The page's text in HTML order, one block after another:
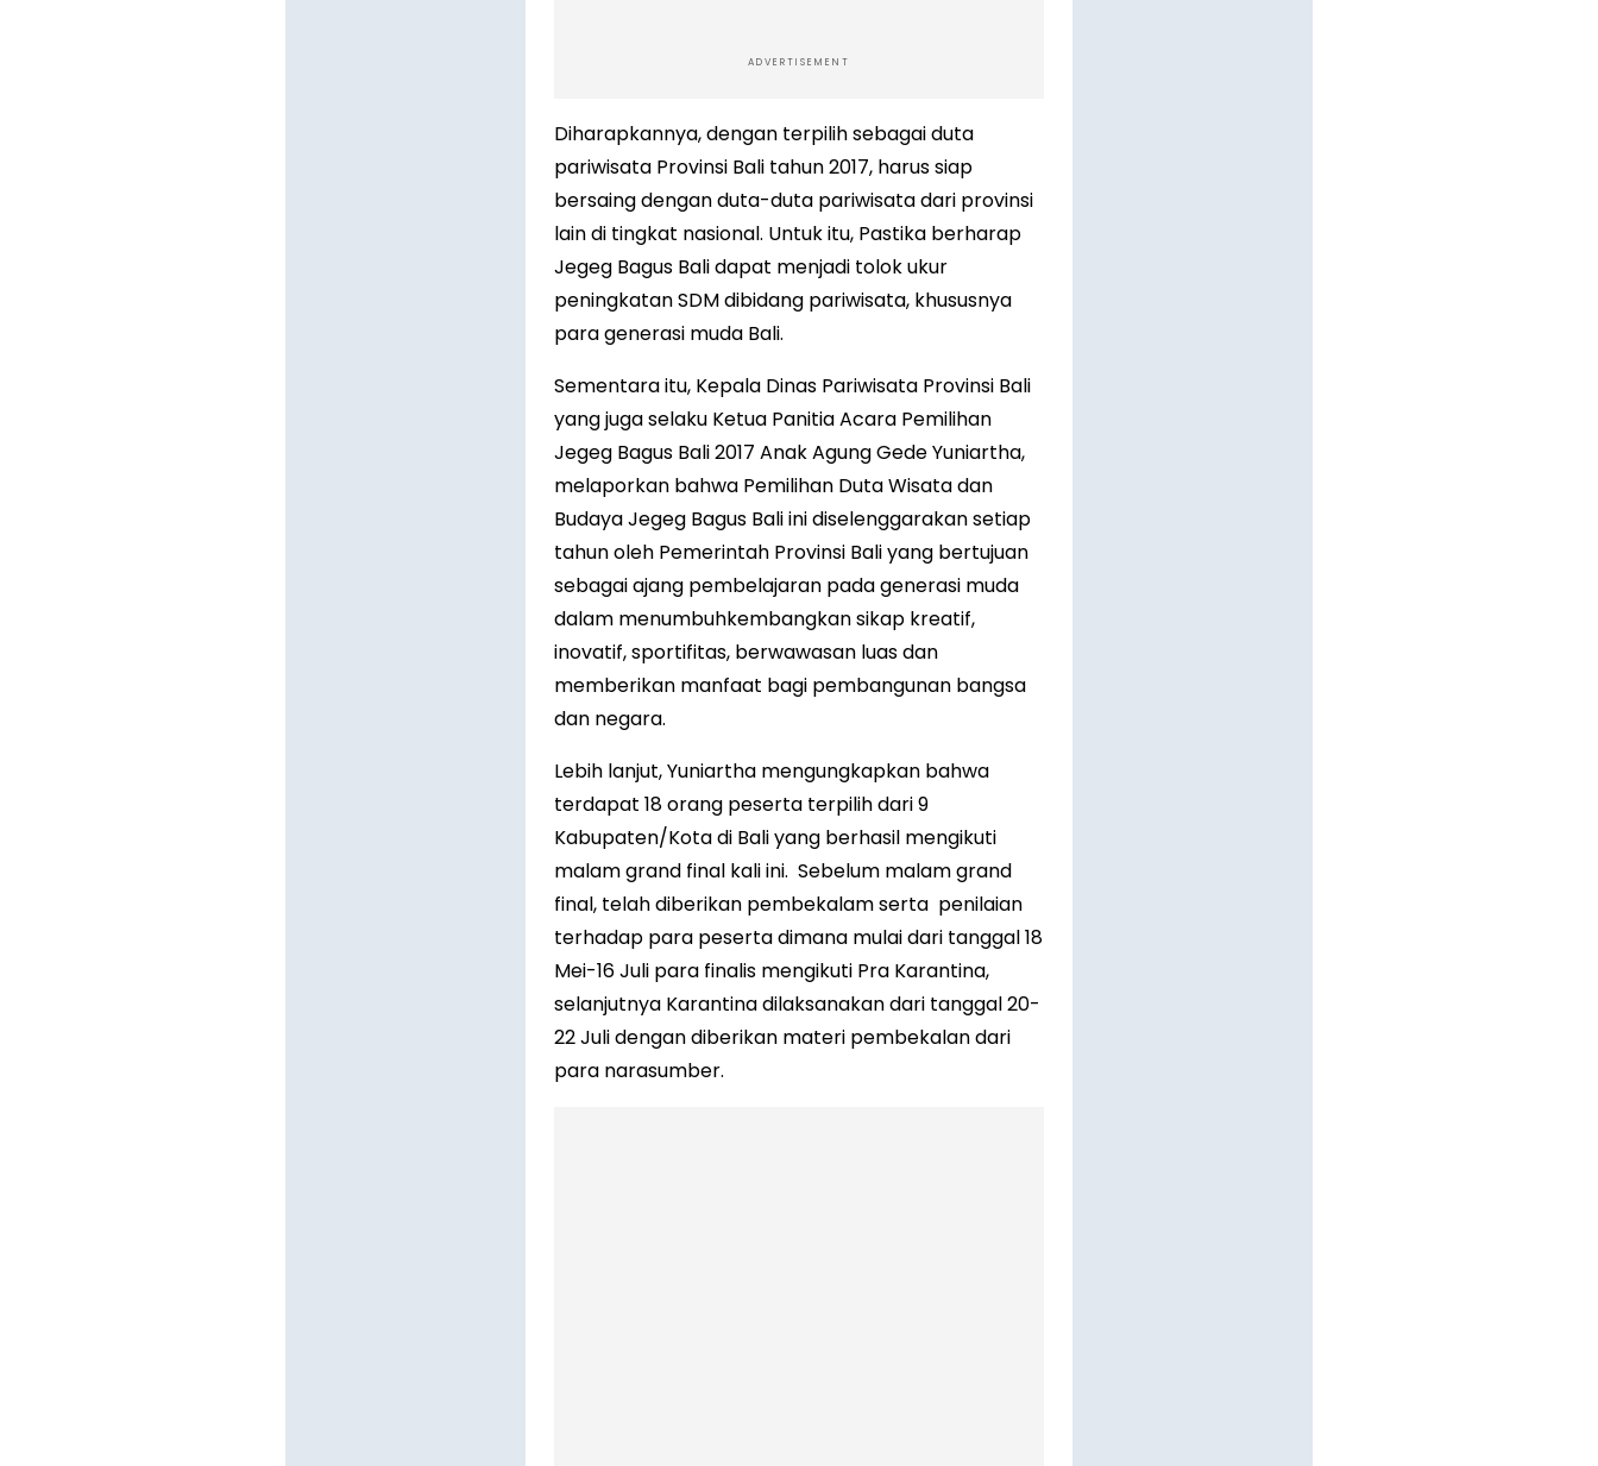
ADVERTISEMENT
Diharapkannya, dengan terpilih sebagai duta
pariwisata Provinsi Bali tahun 2017, harus siap
bersaing dengan duta-duta pariwisata dari provinsi
lain di tingkat nasional. Untuk itu, Pastika berharap
Jegeg Bagus Bali dapat menjadi tolok ukur
peningkatan SDM dibidang pariwisata, khususnya
para generasi muda Bali.
Sementara itu, Kepala Dinas Pariwisata Provinsi Bali
yang juga selaku Ketua Panitia Acara Pemilihan
Jegeg Bagus Bali 2017 Anak Agung Gede Yuniartha,
melaporkan bahwa Pemilihan Duta Wisata dan
Budaya Jegeg Bagus Bali ini diselenggarakan setiap
tahun oleh Pemerintah Provinsi Bali yang bertujuan
sebagai ajang pembelajaran pada generasi muda
dalam menumbuhkembangkan sikap kreatif,
inovatif, sportifitas, berwawasan luas dan
memberikan manfaat bagi pembangunan bangsa
dan negara.
Lebih lanjut, Yuniartha mengungkapkan bahwa
terdapat 18 orang peserta terpilih dari 9
Kabupaten/Kota di Bali yang berhasil mengikuti
malam grand final kali ini. Sebelum malam grand
final, telah diberikan pembekalam serta penilaian
terhadap para peserta dimana mulai dari tanggal 18
Mei-16 Juli para finalis mengikuti Pra Karantina,
selanjutnya Karantina dilaksanakan dari tanggal 20-
22 Juli dengan diberikan materi pembekalan dari
para narasumber.